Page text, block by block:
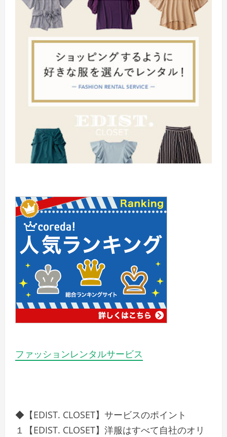
ファッションレンタルサービス
◆【EDIST. CLOSET】サービスのポイント
１【EDIST. CLOSET】洋服はすべて自社のオリ